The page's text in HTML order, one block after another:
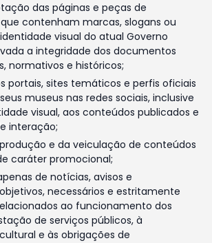
das páginas e peças de
contenham marcas, slogans ou
visual do atual Governo
a integridade dos documentos
normativos e históricos;
portais, sites temáticos e perfis oficiais
museus nas redes sociais, inclusive
visual, aos conteúdos publicados e
interação;
e da veiculação de conteúdos
caráter promocional;
de notícias, avisos e
necessários e estritamente
ao funcionamento dos
de serviços públicos, à
e às obrigações de